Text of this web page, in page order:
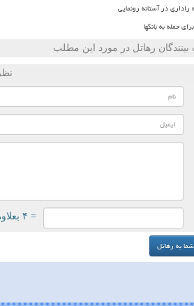
راداری در آستانه رونمایی
حمله به بانکها
رهاتل در مورد این مطلب
= ۴ بعلاوه ۲